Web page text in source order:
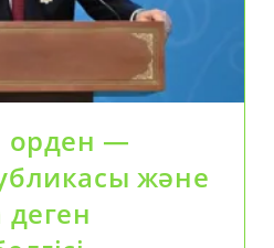
орден —
және
деген